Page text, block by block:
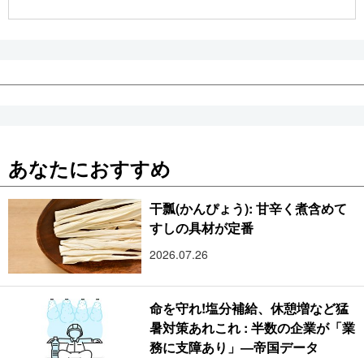
あなたにおすすめ
干瓢(かんぴょう): 甘辛く煮含めて
すしの具材が定番
2026.07.26
命を守れ!塩分補給、休憩増など猛
暑対策あれこれ : 半数の企業が「業
務に支障あり」―帝国データ